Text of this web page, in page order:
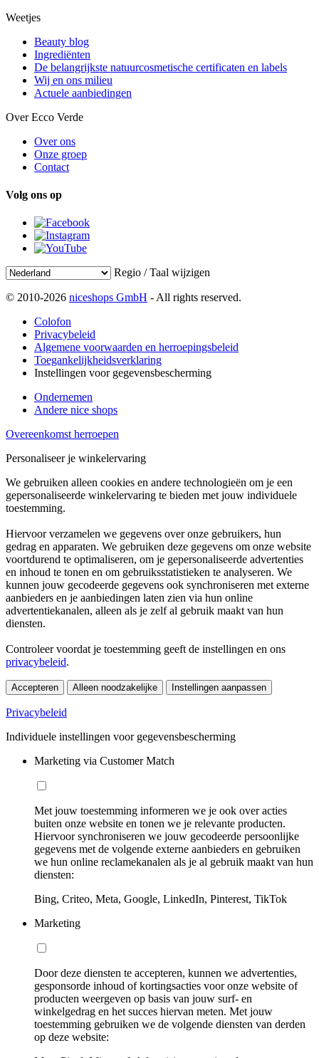
Weetjes
Beauty blog
Ingrediënten
De belangrijkste natuurcosmetische certificaten en labels
Wij en ons milieu
Actuele aanbiedingen
Over Ecco Verde
Over ons
Onze groep
Contact
Volg ons op
Regio / Taal wijzigen
© 2010-2026 niceshops GmbH - All rights reserved.
Colofon
Privacybeleid
Algemene voorwaarden en herroepingsbeleid
Toegankelijkheidsverklaring
Instellingen voor gegevensbescherming
Ondernemen
Andere nice shops
Overeenkomst herroepen
Personaliseer je winkelervaring
We gebruiken alleen cookies en andere technologieën om je een
gepersonaliseerde winkelervaring te bieden met jouw individuele
toestemming.
Hiervoor verzamelen we gegevens over onze gebruikers, hun
gedrag en apparaten. We gebruiken deze gegevens om onze website
voortdurend te optimaliseren, om je gepersonaliseerde advertenties
en inhoud te tonen en om gebruiksstatistieken te analyseren. We
kunnen jouw gecodeerde gegevens ook synchroniseren met externe
aanbieders en je aanbiedingen laten zien via hun online
advertentiekanalen, alleen als je zelf al gebruik maakt van hun
diensten.
Controleer voordat je toestemming geeft de instellingen en ons
privacybeleid.
Accepteren Alleen noodzakelijke Instellingen aanpassen
Privacybeleid
Individuele instellingen voor gegevensbescherming
Marketing via Customer Match
Met jouw toestemming informeren we je ook over acties
buiten onze website en tonen we je relevante producten.
Hiervoor synchroniseren we jouw gecodeerde persoonlijke
gegevens met de volgende externe aanbieders en gebruiken
we hun online reclamekanalen als je al gebruik maakt van hun
diensten:
Bing, Criteo, Meta, Google, LinkedIn, Pinterest, TikTok
Marketing
Door deze diensten te accepteren, kunnen we advertenties,
gesponsorde inhoud of kortingsacties voor onze website of
producten weergeven op basis van jouw surf- en
winkelgedrag en het succes hiervan meten. Met jouw
toestemming gebruiken we de volgende diensten van derden
op deze website: